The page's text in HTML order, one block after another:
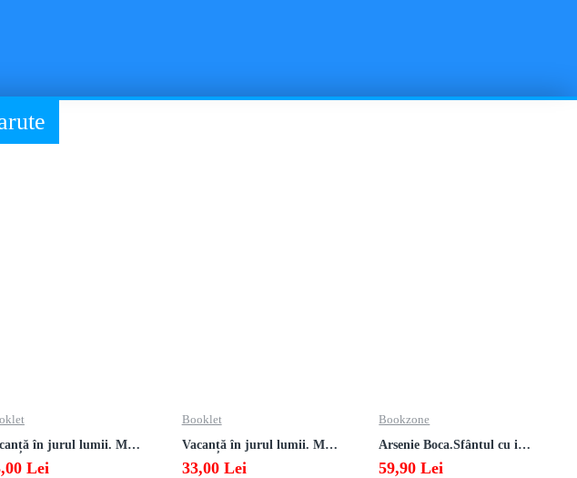
Vacanță în jurul lumii. Matematică clasa a VI-a – EDIȚIA 2026
Lei
Booklet
Vacanță în jurul lumii. Matematică clasa a V-a – EDIȚIA 2026
33,00 Lei
Bookzone
Arsenie Boca.Sfântul cu inima cat cerul
59,90 Lei